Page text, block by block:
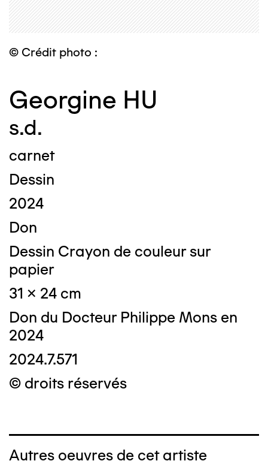
© Crédit photo :
Georgine HU
s.d.
carnet
Dessin
2024
Don
Dessin Crayon de couleur sur
papier
31 x 24 cm
Don du Docteur Philippe Mons en
2024
2024.7.571
© droits réservés
Autres oeuvres de cet artiste